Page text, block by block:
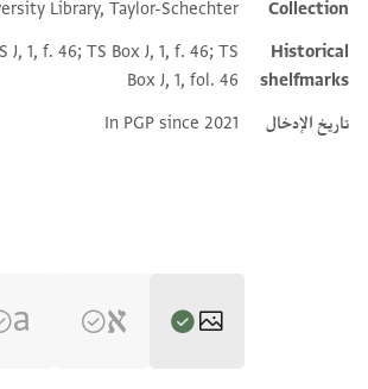
Collection
Library, Taylor-Schechter
Historical
shelfmarks
J, 1, f. 46; TS Box J, 1, f. 46; TS
Box J, 1, fol. 46
تاريخ الإدخال
In PGP since 2021